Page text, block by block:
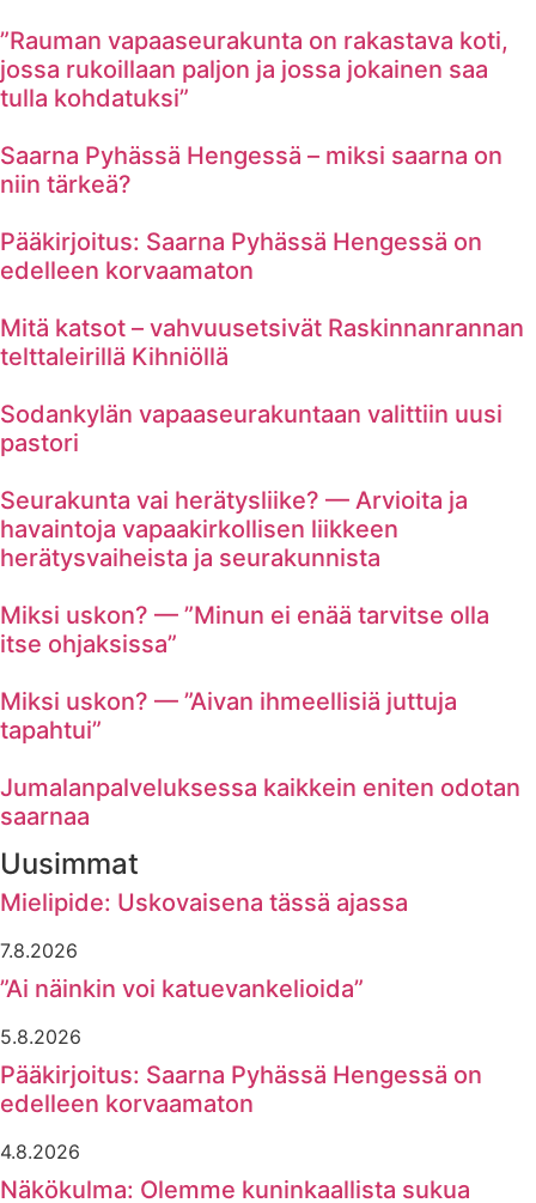
”Rauman vapaaseurakunta on rakastava koti,
jossa rukoillaan paljon ja jossa jokainen saa
tulla kohdatuksi”
Saarna Pyhässä Hengessä – miksi saarna on
niin tärkeä?
Pääkirjoitus: Saarna Pyhässä Hengessä on
edelleen korvaamaton
Mitä katsot – vahvuusetsivät Raskinnanrannan
telttaleirillä Kihniöllä
Sodankylän vapaaseurakuntaan valittiin uusi
pastori
Seurakunta vai herätysliike? — Arvioita ja
havaintoja vapaakirkollisen liikkeen
herätysvaiheista ja seurakunnista
Miksi uskon? — ”Minun ei enää tarvitse olla
itse ohjaksissa”
Miksi uskon? — ”Aivan ihmeellisiä juttuja
tapahtui”
Jumalanpalveluksessa kaikkein eniten odotan
saarnaa
Uusimmat
Mielipide: Uskovaisena tässä ajassa
7.8.2026
”Ai näinkin voi katuevankelioida”
5.8.2026
Pääkirjoitus: Saarna Pyhässä Hengessä on
edelleen korvaamaton
4.8.2026
Näkökulma: Olemme kuninkaallista sukua